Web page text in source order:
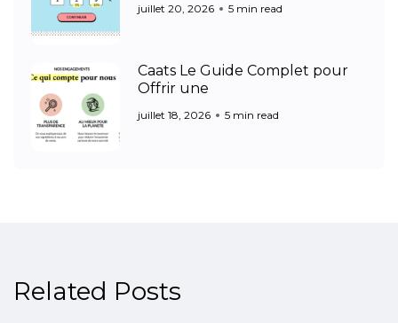
juillet 20, 2026 5 min read
Caats Le Guide Complet pour
Offrir une
juillet 18, 2026 5 min read
Related Posts